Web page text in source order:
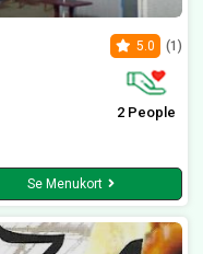
5.0 (1)
2 People
Se Menukort